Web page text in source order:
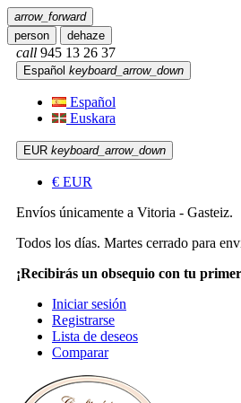
arrow_forward
person
dehaze
call 945 13 26 37
Español keyboard_arrow_down
Español
Euskara
EUR keyboard_arrow_down
€ EUR
Envíos únicamente a Vitoria - Gasteiz.
Todos los días. Martes cerrado para
¡Recibirás un obsequio con tu
Iniciar sesión
Registrarse
Lista de deseos
Comparar